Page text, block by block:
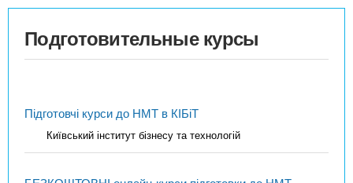
Подготовительные курсы
Підготовчі курси до НМТ в КІБіТ
Київський інститут бізнесу та технологій